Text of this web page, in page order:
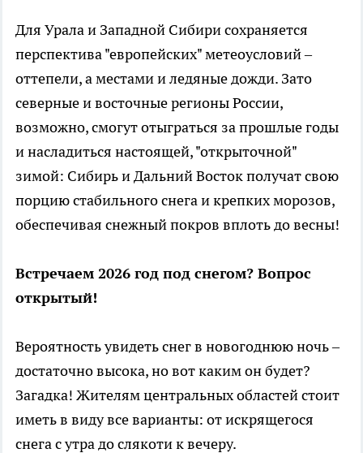
Для Урала и Западной Сибири сохраняется
перспектива "европейских" метеоусловий –
оттепели, а местами и ледяные дожди. Зато
северные и восточные регионы России,
возможно, смогут отыграться за прошлые годы
и насладиться настоящей, "открыточной"
зимой: Сибирь и Дальний Восток получат свою
порцию стабильного снега и крепких морозов,
обеспечивая снежный покров вплоть до весны!
Встречаем 2026 год под снегом? Вопрос
открытый!
Вероятность увидеть снег в новогоднюю ночь –
достаточно высока, но вот каким он будет?
Загадка! Жителям центральных областей стоит
иметь в виду все варианты: от искрящегося
снега с утра до слякоти к вечеру.